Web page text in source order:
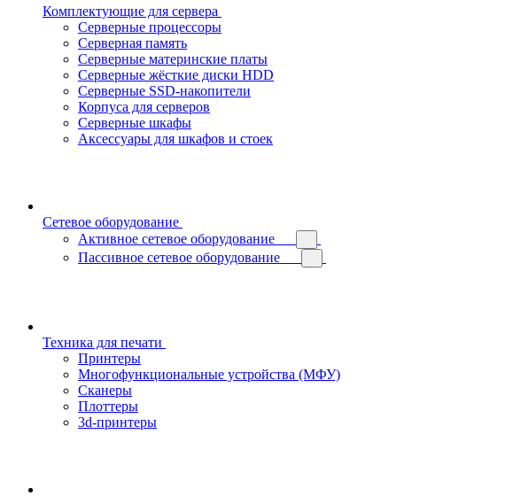
Комплектующие для сервера
Серверные процессоры
Серверная память
Серверные материнские платы
Серверные жёсткие диски HDD
Серверные SSD-накопители
Корпуса для серверов
Серверные шкафы
Аксессуары для шкафов и стоек
Сетевое оборудование
Активное сетевое оборудование
Пассивное сетевое оборудование
Техника для печати
Принтеры
Многофункциональные устройства (МФУ)
Сканеры
Плоттеры
3d-принтеры